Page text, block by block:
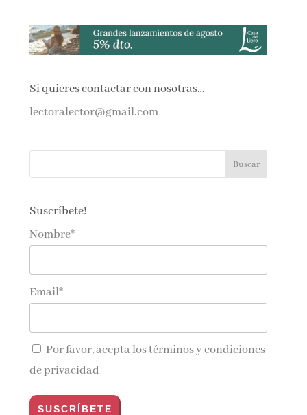
Si quieres contactar con nosotras…
lectoralector@gmail.com
Suscríbete!
Nombre*
Email*
Por favor, acepta lostérminos y condiciones
de privacidad